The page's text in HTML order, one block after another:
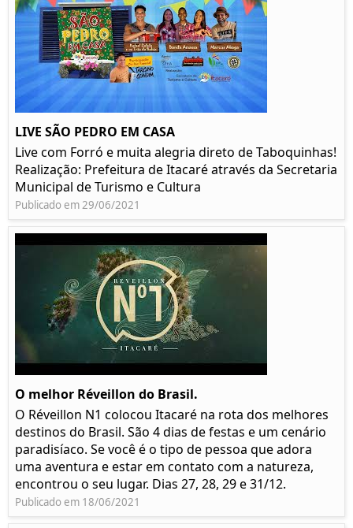
LIVE SÃO PEDRO EM CASA
Live com Forró e muita alegria direto de Taboquinhas!
Realização: Prefeitura de Itacaré através da Secretaria
Municipal de Turismo e Cultura
Publicado em 29/06/2021
O melhor Réveillon do Brasil.
O Réveillon N1 colocou Itacaré na rota dos melhores
destinos do Brasil. São 4 dias de festas e um cenário
paradisíaco. Se você é o tipo de pessoa que adora
uma aventura e estar em contato com a natureza,
encontrou o seu lugar. Dias 27, 28, 29 e 31/12.
Publicado em 18/06/2021